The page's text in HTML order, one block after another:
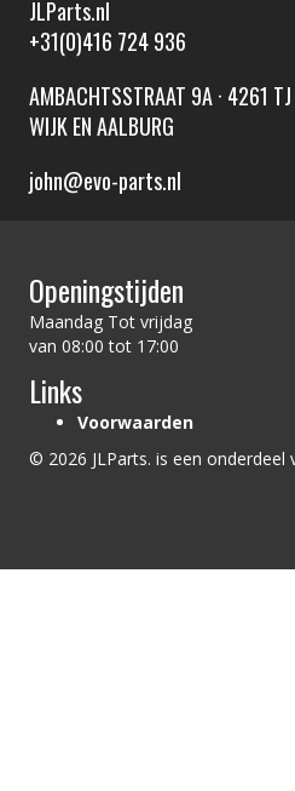
JLParts.nl
+31(0)416 724 936
AMBACHTSSTRAAT 9A · 4261 TJ
WIJK EN AALBURG
john@evo-parts.nl
Openingstijden
Maandag Tot vrijdag
van 08:00 tot 17:00
Links
Voorwaarden
© 2026 JLParts. is een onderdeel